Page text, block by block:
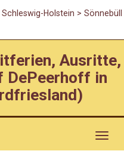
Schleswig-Holstein > Sönnebüll
Ausritte,
DePeerhoff in